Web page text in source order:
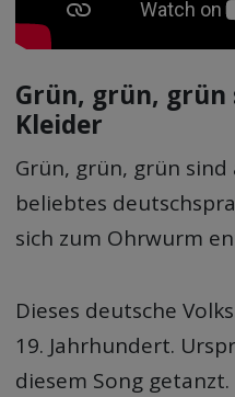
Grün, grün, grün
Kleider
Grün, grün, grün
beliebtes
sich zum Ohrwurm
Dieses deutsche
19. Jahrhundert.
diesem Song